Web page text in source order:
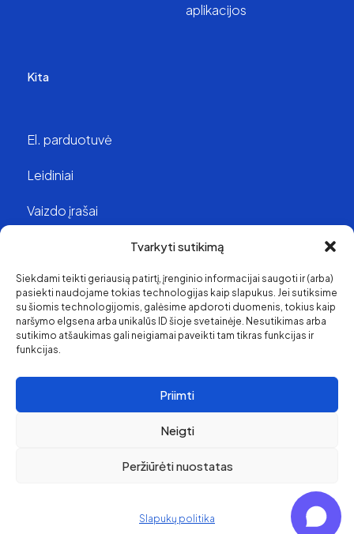
Tvarkyti sutikimą
Siekdami teikti geriausią patirtį, įrenginio informacijai saugoti ir (arba)
pasiekti naudojame tokias technologijas kaip slapukus. Jei sutiksime
su šiomis technologijomis, galėsime apdoroti duomenis, tokius kaip
naršymo elgsena arba unikalūs ID šioje svetainėje. Nesutikimas arba
sutikimo atšaukimas gali neigiamai paveikti tam tikras funkcijas ir
funkcijas.
Priimti
Neigti
Peržiūrėti nuostatas
Slapukų politika
aplikacijos
Kita
El. parduotuvė
Leidiniai
Vaizdo įrašai
Struktūra ir kontaktai
Apie mus
Svetainės medis
© 2026 Klaipėda Travel
Pirkimo ir grąžinimo
Privatumo politika